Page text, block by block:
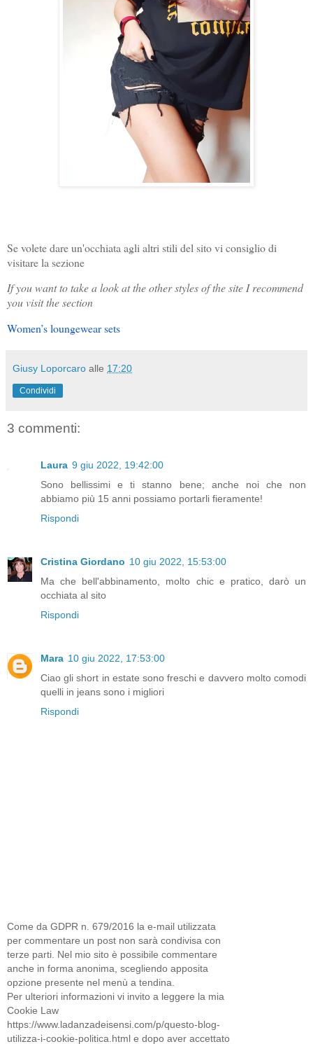
Se volete dare un'occhiata agli altri stili del sito vi consiglio di
visitare la sezione
If you want to take a look at the other styles of the site I recommend
you visit the section
Women’s loungewear sets
Giusy Loporcaro alle 17:20
Condividi
3 commenti:
Laura 9 giu 2022, 19:42:00
Sono bellissimi e ti stanno bene; anche noi che non
abbiamo più 15 anni possiamo portarli fieramente!
Rispondi
Cristina Giordano 10 giu 2022, 15:53:00
Ma che bell'abbinamento, molto chic e pratico, darò un
occhiata al sito
Rispondi
Mara 10 giu 2022, 17:53:00
Ciao gli short in estate sono freschi e davvero molto comodi
quelli in jeans sono i migliori
Rispondi
Come da GDPR n. 679/2016 la e-mail utilizzata
per commentare un post non sarà condivisa con
terze parti. Nel mio sito è possibile commentare
anche in forma anonima, scegliendo apposita
opzione presente nel menù a tendina.
Per ulteriori informazioni vi invito a leggere la mia
Cookie Law
https://www.ladanzadeisensi.com/p/questo-blog-
utilizza-i-cookie-politica.html e dopo aver accettato